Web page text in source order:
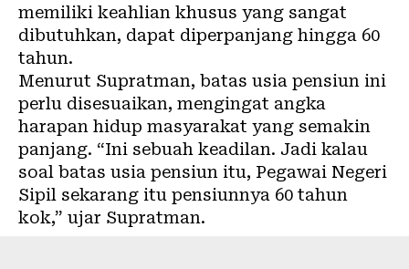
memiliki keahlian khusus yang sangat
dibutuhkan, dapat diperpanjang hingga 60
tahun.
Menurut Supratman, batas usia pensiun ini
perlu disesuaikan, mengingat angka
harapan hidup masyarakat yang semakin
panjang. “Ini sebuah keadilan. Jadi kalau
soal batas usia pensiun itu, Pegawai Negeri
Sipil sekarang itu pensiunnya 60 tahun
kok,” ujar Supratman.